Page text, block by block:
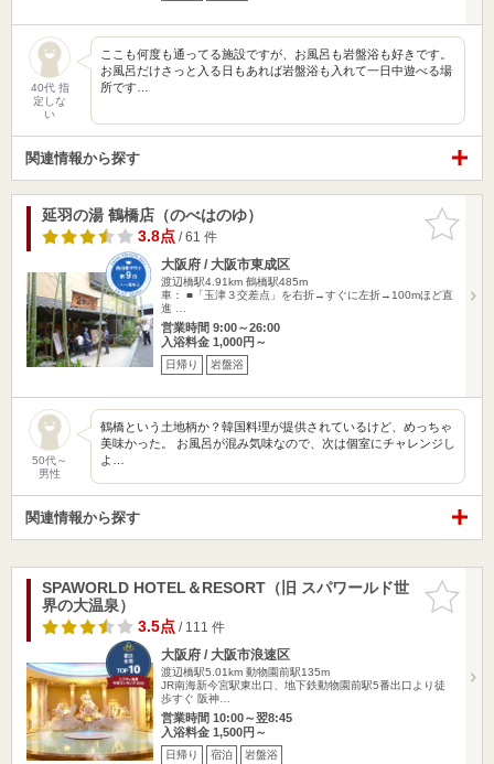
40代 指
定しな
い
ここも何度も通ってる施設ですが、お風呂も岩盤浴も好きです。
お風呂だけさっと入る日もあれば岩盤浴も入れて一日中遊べる場
所です…
関連情報から探す
お気に入
りに追加
延羽の湯 鶴橋店（のべはのゆ）
3.8点/ 61 件
大阪府 / 大阪市東成区
渡辺橋駅4.91km 鶴橋駅485m
車： ■「玉津３交差点」を右折→すぐに左折→100mほど直
進 …
営業時間 9:00～26:00
入浴料金 1,000円～
日帰り 岩盤浴
50代～
男性
鶴橋という土地柄か？韓国料理が提供されているけど、めっちゃ
美味かった。 お風呂が混み気味なので、次は個室にチャレンジし
よ…
関連情報から探す
お気に入
りに追加
SPAWORLD HOTEL＆RESORT（旧 スパワールド世
界の大温泉）
3.5点/ 111 件
大阪府 / 大阪市浪速区
渡辺橋駅5.01km 動物園前駅135m
JR南海新今宮駅東出口、地下鉄動物園前駅5番出口より徒
歩すぐ 阪神…
営業時間 10:00～翌8:45
入浴料金 1,500円～
日帰り 宿泊 岩盤浴